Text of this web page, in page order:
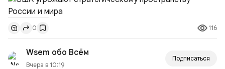
совместных с флотом США запусков крылатых ракет
Томагавк.«Япония отбросила обманчивую видимость
„исключительно оборонительной страны“ и выносит
вопрос о собственном ядерном вооружении на
всеобщее обозрение, одновреме...
0 116
Wsem обо Всём
Вчера в 10:19
Подписаться